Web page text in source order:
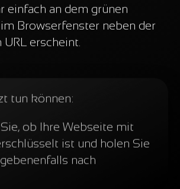
einfach an dem grünen
Browserfenster neben der
erscheint.
tun können:
ob Ihre Webseite mit
ist und holen Sie
nach